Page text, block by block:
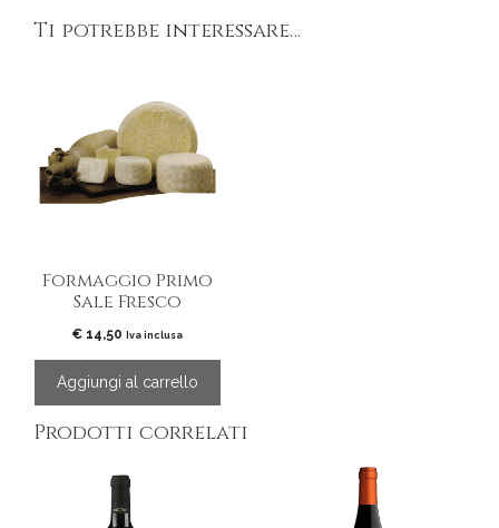
Ti potrebbe interessare…
Formaggio Primo
Sale Fresco
€ 14,50 Iva inclusa
Aggiungi al carrello
Prodotti correlati